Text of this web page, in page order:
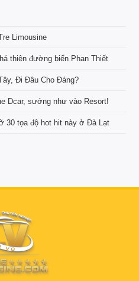
Limousine
thiên đường biển Phan Thiết
Đi Đâu Cho Đáng?
Dcar, sướng như vào Resort!
30 tọa độ hot hit này ở Đà Lạt